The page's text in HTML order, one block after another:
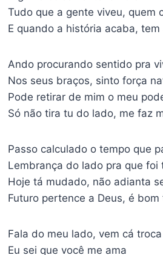
Tudo que a gente viveu, quem
E quando a história acaba,
Ando procurando sentido pra
Nos seus braços, sinto força
Pode retirar de mim o meu
Só não tira tu do lado, me faz
Passo calculado o tempo que
Lembrança do lado pra que foi
Hoje tá mudado, não adianta
Futuro pertence a Deus, é bom
Fala do meu lado, vem cá
Eu sei que você me ama